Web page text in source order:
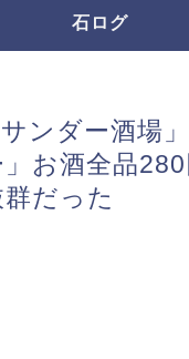
石ログ
サンダー酒場
お酒全品
だった